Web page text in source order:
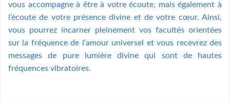
vous accompagne à être à votre écoute, mais également à
l’écoute de votre présence divine et de votre cœur. Ainsi,
vous pourrez incarner pleinement vos facultés orientées
sur la fréquence de l’amour universel et vous recevrez des
messages de pure lumière divine qui sont de hautes
fréquences vibratoires.